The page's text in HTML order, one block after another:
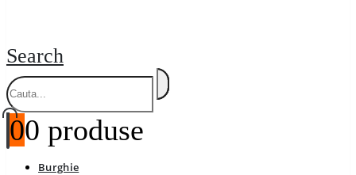
Search
00 produse
Burghie